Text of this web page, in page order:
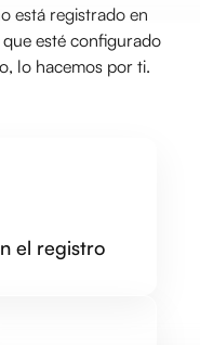
está registrado en
esté configurado
lo hacemos por ti.
el registro